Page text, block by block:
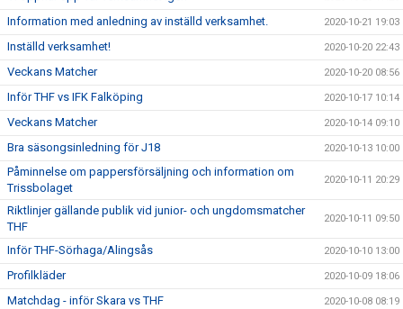
Information med anledning av inställd verksamhet. 2020-10-21 19:03
Inställd verksamhet! 2020-10-20 22:43
Veckans Matcher 2020-10-20 08:56
Inför THF vs IFK Falköping 2020-10-17 10:14
Veckans Matcher 2020-10-14 09:10
Bra säsongsinledning för J18 2020-10-13 10:00
Påminnelse om pappersförsäljning och information om
Trissbolaget
2020-10-11 20:29
Riktlinjer gällande publik vid junior- och ungdomsmatcher
THF
2020-10-11 09:50
Inför THF-Sörhaga/Alingsås 2020-10-10 13:00
Profilkläder 2020-10-09 18:06
Matchdag - inför Skara vs THF 2020-10-08 08:19